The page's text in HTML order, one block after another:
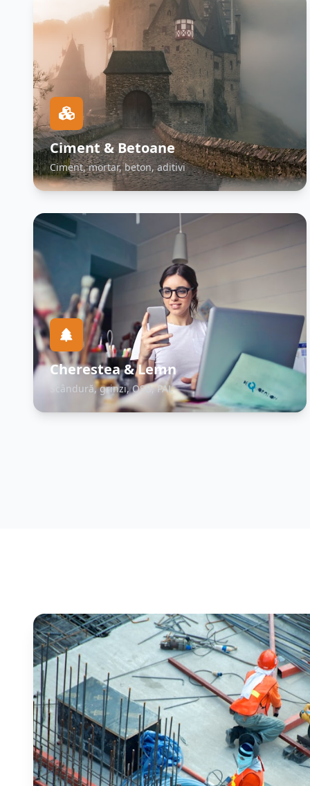
Ciment & Betoane
Ciment, mortar, beton, aditivi
Cherestea & Lemn
Scândură, grinzi, OSB, PAL